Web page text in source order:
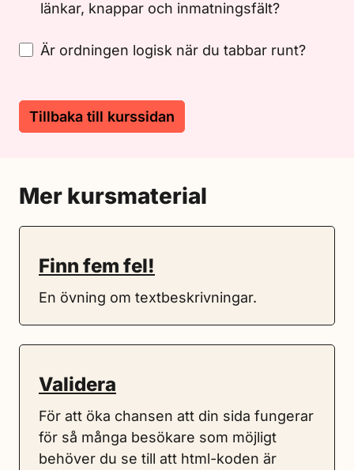
länkar, knappar och inmatningsfält?
Är ordningen logisk när du tabbar runt?
Tillbaka till kurssidan
Mer kursmaterial
Finn fem fel!
En övning om textbeskrivningar.
Validera
För att öka chansen att din sida fungerar
för så många besökare som möjligt
behöver du se till att html-koden är